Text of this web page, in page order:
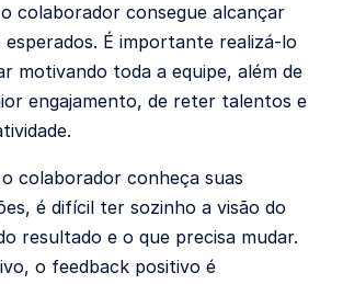
colaborador consegue alcançar
É importante realizá-lo
motivando toda a equipe, além de
engajamento, de reter talentos e
colaborador conheça suas
é difícil ter sozinho a visão do
resultado e o que precisa mudar.
o feedback positivo é